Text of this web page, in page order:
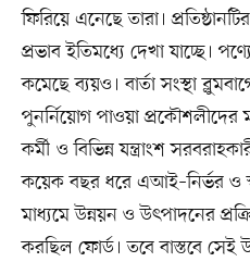
ফিরিয়ে এনেছে তারা।
প্রভাব ইতিমধ্যে দেখা যাচ্ছে।
কমেছে ব্যয়ও। বার্তা সংস্থা
পুনর্নিয়োগ পাওয়া প্রকৌশলীদের
কর্মী ও বিভিন্ন যন্ত্রাংশ
কয়েক বছর ধরে এআই–নির্ভর ও
মাধ্যমে উন্নয়ন ও উৎপাদনের
করছিল ফোর্ড। তবে বাস্তবে সেই